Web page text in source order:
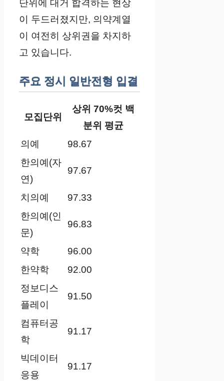
단위에 대거 합격하는 현상
이 두드러졌지만, 의약계열
이 여전히 상위권을 차지하
고 있습니다.
주요 정시 일반전형 입결
모집단위
상위 70%컷 백
분위 평균
의예
98.67
한의예(자
연)
97.67
치의예
97.33
한의예(인
문)
96.83
약학
96.00
한약학
92.00
정보디스
플레이
91.50
컴퓨터공
학
91.17
빅데이터
응용
91.17